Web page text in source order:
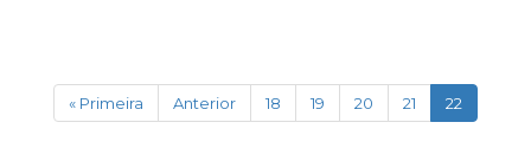
« Primeira Anterior 18 19 20 21 22